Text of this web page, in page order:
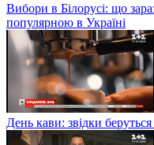
Вибори в Білорусі: що
популярною в Україні
День кави: звідки